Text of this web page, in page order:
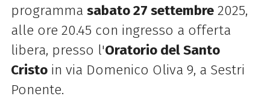
programma sabato 27 settembre2025,
alle ore 20.45 con ingresso a offerta
libera, presso l'Oratorio del Santo
Cristoin via Domenico Oliva 9, a Sestri
Ponente.